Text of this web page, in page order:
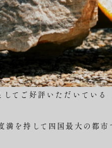
てご好評いただいてい
を持して四国最大の都